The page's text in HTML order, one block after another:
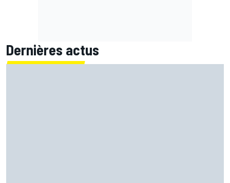
Dernières actus